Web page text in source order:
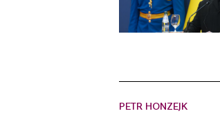
PETR HONZEJK